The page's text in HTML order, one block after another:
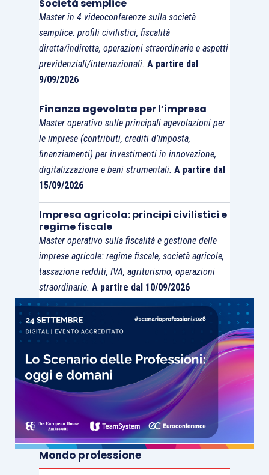
Società semplice
Master in 4 videoconferenze sulla società
semplice: profili civilistici, fiscalità
diretta/indiretta, operazioni straordinarie e aspetti
previdenziali/internazionali. A partire dal
9/09/2026
Finanza agevolata per l’impresa
Master operativo sulle principali agevolazioni per
le imprese (contributi, crediti d’imposta,
finanziamenti) per investimenti in innovazione,
digitalizzazione e beni strumentali. A partire dal
15/09/2026
Impresa agricola: principi civilistici e
regime fiscale
Master operativo sulla fiscalità e gestione delle
imprese agricole: regime fiscale, società agricole,
tassazione redditi, IVA, agriturismo, operazioni
straordinarie. A partire dal 10/09/2026
Mondo professione